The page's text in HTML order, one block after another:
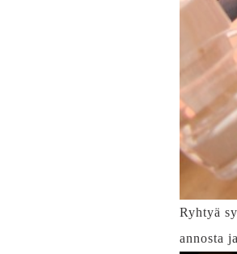
Ryhtyä
annosta